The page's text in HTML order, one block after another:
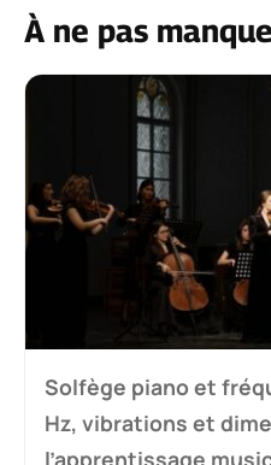
À ne pas
Solfège piano et
Hz, vibrations et
l’apprentissage